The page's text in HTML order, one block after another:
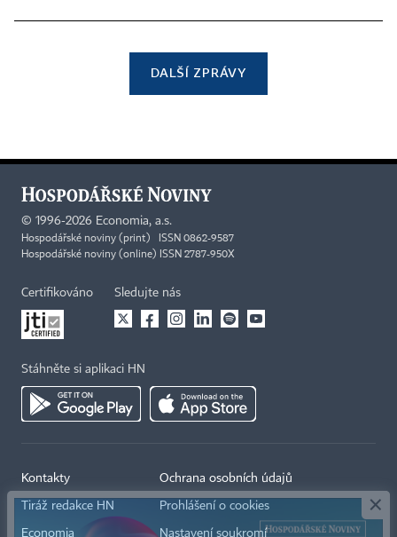
DALŠÍ ZPRÁVY
© 1996-2026 Economia, a.s.
Hospodářské noviny (print) ISSN 0862-9587
Hospodářské noviny (online) ISSN 2787-950X
Certifikováno Sledujte nás
Stáhněte si aplikaci HN
Kontakty
Tiráž redakce HN
Economia
Ochrana osobních údajů
Prohlášení o cookies
Nastavení soukromí